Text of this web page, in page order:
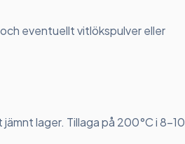
eventuellt vitlökspulver eller
lager. Tillaga på 200°C i 8-10